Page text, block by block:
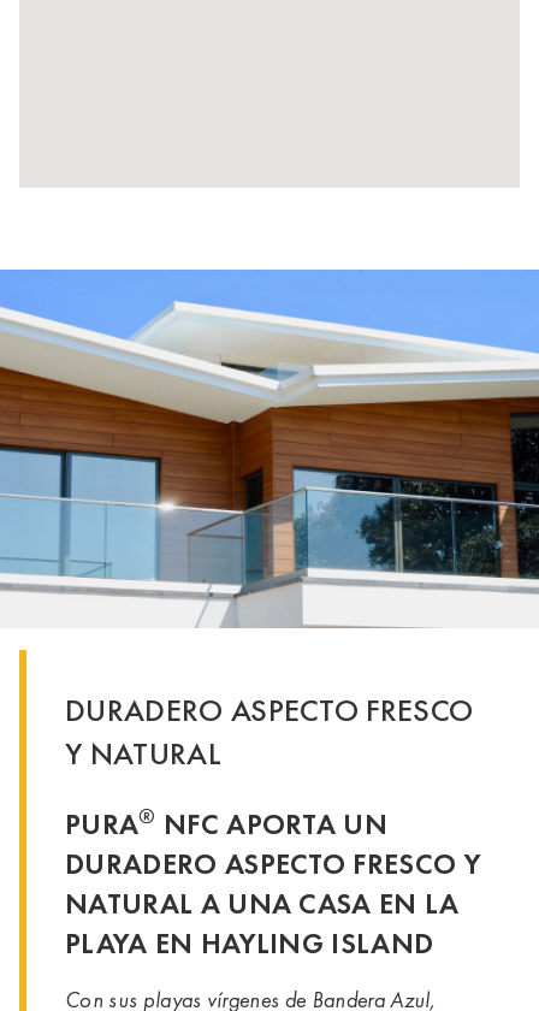
DURADERO ASPECTO FRESCO
Y NATURAL
PURA® NFC APORTA UN
DURADERO ASPECTO FRESCO Y
NATURAL A UNA CASA EN LA
PLAYA EN HAYLING ISLAND
Con sus playas vírgenes de Bandera Azul,